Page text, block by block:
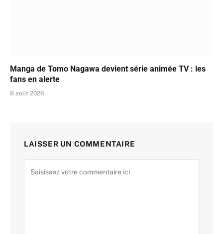
Manga de Tomo Nagawa devient série animée TV : les
fans en alerte
8 août 2026
LAISSER UN COMMENTAIRE